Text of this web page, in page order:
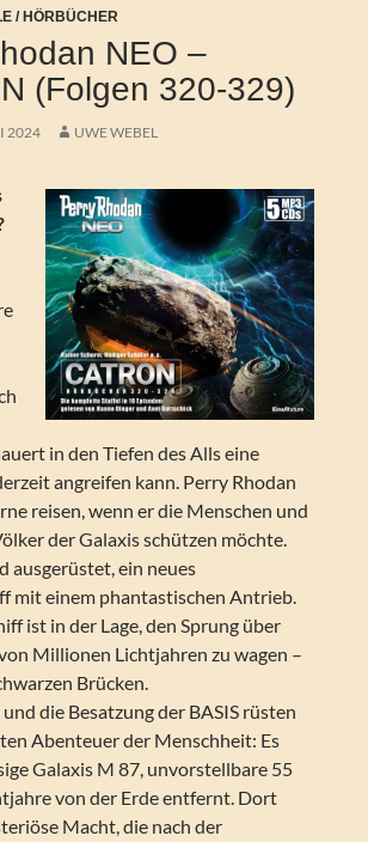
/ HÖRBÜCHER
NEO –
(Folgen 320-329)
2024 UWE WEBEL
in den Tiefen des Alls eine
angreifen kann. Perry Rhodan
reisen, wenn er die Menschen und
der Galaxis schützen möchte.
ausgerüstet, ein neues
mit einem phantastischen Antrieb.
ist in der Lage, den Sprung über
Millionen Lichtjahren zu wagen –
Brücken.
die Besatzung der BASIS rüsten
Abenteuer der Menschheit: Es
Galaxis M 87, unvorstellbare 55
von der Erde entfernt. Dort
Macht, die nach der